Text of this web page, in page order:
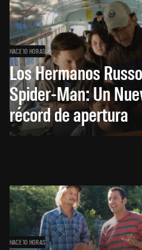
HACE 10 HORAS
Los Hermanos
Spider-Man: Un
récord de apertura
HACE 10 HORAS